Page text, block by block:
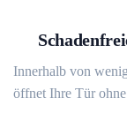
Innerhalb von
öffnet Ihre Tür